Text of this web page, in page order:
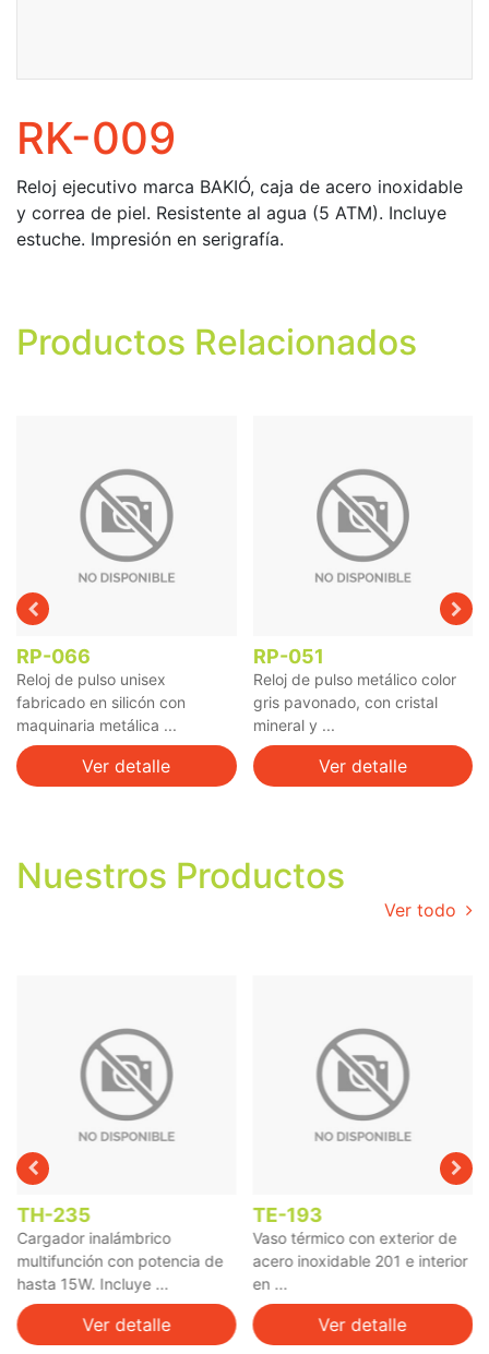
RK-009
Reloj ejecutivo marca BAKIÓ, caja de acero inoxidable
y correa de piel. Resistente al agua (5 ATM). Incluye
estuche. Impresión en serigrafía.
Productos Relacionados
RP-066
Reloj de pulso unisex
fabricado en silicón con
maquinaria metálica ...
Ver detalle
RP-051
Reloj de pulso metálico color
gris pavonado, con cristal
mineral y ...
Ver detalle
Nuestros Productos
Ver todo
TH-235
Cargador inalámbrico
multifunción con potencia de
hasta 15W. Incluye ...
Ver detalle
TE-193
Vaso térmico con exterior de
acero inoxidable 201 e interior
en ...
Ver detalle